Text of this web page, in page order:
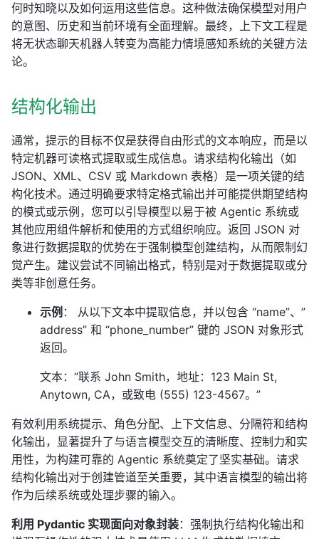
何时知晓以及如何运用这些信息。这种做法确保模型对用户
的意图、历史和当前环境有全面理解。最终，上下文工程是
将无状态聊天机器人转变为高能力情境感知系统的关键方法
论。
结构化输出
通常，提示的目标不仅是获得自由形式的文本响应，而是以
特定机器可读格式提取或生成信息。请求结构化输出（如
JSON、XML、CSV 或 Markdown 表格）是一项关键的结
构化技术。通过明确要求特定格式输出并可能提供期望结构
的模式或示例，您可以引导模型以易于被 Agentic 系统或
其他应用组件解析和使用的方式组织响应。返回 JSON 对
象进行数据提取的优势在于强制模型创建结构，从而限制幻
觉产生。建议尝试不同输出格式，特别是对于数据提取或分
类等非创意任务。
示例 ： 从以下文本中提取信息，并以包含 “name”、”
address” 和 “phone_number” 键的 JSON 对象形式
返回。
文本：”联系 John Smith，地址：123 Main St,
Anytown, CA，或致电 (555) 123-4567。”
有效利用系统提示、角色分配、上下文信息、分隔符和结构
化输出，显著提升了与语言模型交互的清晰度、控制力和实
用性，为构建可靠的 Agentic 系统奠定了坚实基础。请求
结构化输出对于创建管道至关重要，其中语言模型的输出将
作为后续系统或处理步骤的输入。
利用 Pydantic 实现面向对象封装：强制执行结构化输出和